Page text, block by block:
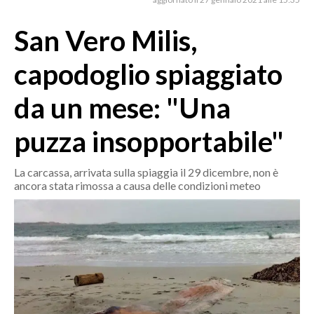
SASSARI E PROVINCIA
GALLURA
NUORO E PROVINCIA
OGLIASTRA
ITALIA
POLITICA
ECONOMIA
SERVIZI ALLE IMPRESE
San Vero Milis,
capodoglio spiaggiato
da un mese: "Una
puzza insopportabile"
La carcassa, arrivata sulla spiaggia il 29 dicembre, non è
ancora stata rimossa a causa delle condizioni meteo